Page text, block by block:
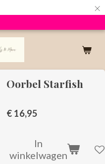
×
Oorbel Starfish
€ 16,95
In
winkelwagen